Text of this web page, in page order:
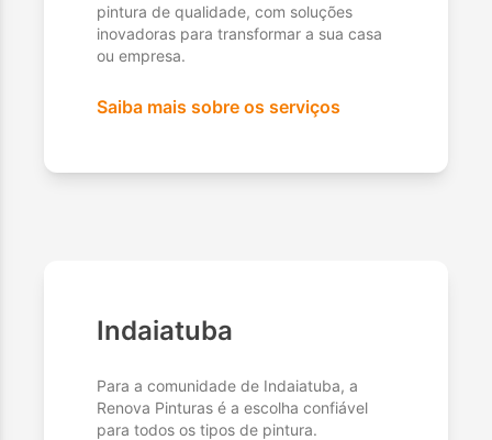
pintura de qualidade, com soluções
inovadoras para transformar a sua casa
ou empresa.
Saiba mais sobre os serviços
Indaiatuba
Para a comunidade de Indaiatuba, a
Renova Pinturas é a escolha confiável
para todos os tipos de pintura.